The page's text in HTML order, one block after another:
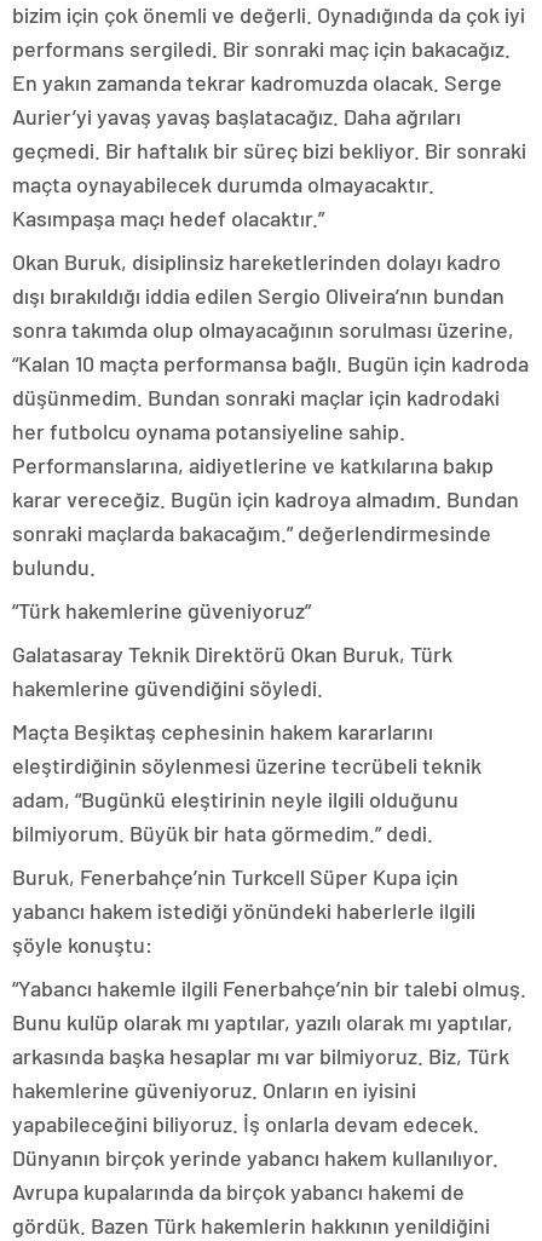
bizim için çok önemli ve değerli. Oynadığında da çok iyi
performans sergiledi. Bir sonraki maç için bakacağız.
En yakın zamanda tekrar kadromuzda olacak. Serge
Aurier’yi yavaş yavaş başlatacağız. Daha ağrıları
geçmedi. Bir haftalık bir süreç bizi bekliyor. Bir sonraki
maçta oynayabilecek durumda olmayacaktır.
Kasımpaşa maçı hedef olacaktır.”
Okan Buruk, disiplinsiz hareketlerinden dolayı kadro
dışı bırakıldığı iddia edilen Sergio Oliveira’nın bundan
sonra takımda olup olmayacağının sorulması üzerine,
“Kalan 10 maçta performansa bağlı. Bugün için kadroda
düşünmedim. Bundan sonraki maçlar için kadrodaki
her futbolcu oynama potansiyeline sahip.
Performanslarına, aidiyetlerine ve katkılarına bakıp
karar vereceğiz. Bugün için kadroya almadım. Bundan
sonraki maçlarda bakacağım.” değerlendirmesinde
bulundu.
“Türk hakemlerine güveniyoruz”
Galatasaray Teknik Direktörü Okan Buruk, Türk
hakemlerine güvendiğini söyledi.
Maçta Beşiktaş cephesinin hakem kararlarını
eleştirdiğinin söylenmesi üzerine tecrübeli teknik
adam, “Bugünkü eleştirinin neyle ilgili olduğunu
bilmiyorum. Büyük bir hata görmedim.” dedi.
Buruk, Fenerbahçe’nin Turkcell Süper Kupa için
yabancı hakem istediği yönündeki haberlerle ilgili
şöyle konuştu:
“Yabancı hakemle ilgili Fenerbahçe’nin bir talebi olmuş.
Bunu kulüp olarak mı yaptılar, yazılı olarak mı yaptılar,
arkasında başka hesaplar mı var bilmiyoruz. Biz, Türk
hakemlerine güveniyoruz. Onların en iyisini
yapabileceğini biliyoruz. İş onlarla devam edecek.
Dünyanın birçok yerinde yabancı hakem kullanılıyor.
Avrupa kupalarında da birçok yabancı hakemi de
gördük. Bazen Türk hakemlerin hakkının yenildiğini